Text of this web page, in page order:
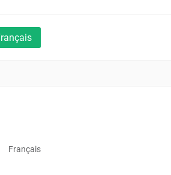
Français